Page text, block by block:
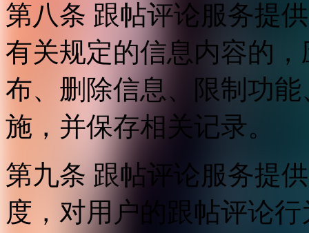
第八条 跟帖评论服务提
有关规定的信息内容的
布、删除信息、限制功
施，并保存相关记录。
第九条 跟帖评论服务提
度，对用户的跟帖评论